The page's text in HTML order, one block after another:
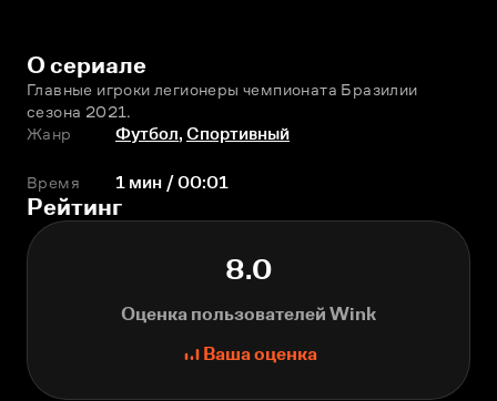
О сериале
Главные игроки легионеры чемпионата Бразилии
сезона 2021.
Жанр
Футбол, Спортивный
Время 1 мин / 00:01
Рейтинг
8.0
Оценка пользователей Wink
Ваша оценка